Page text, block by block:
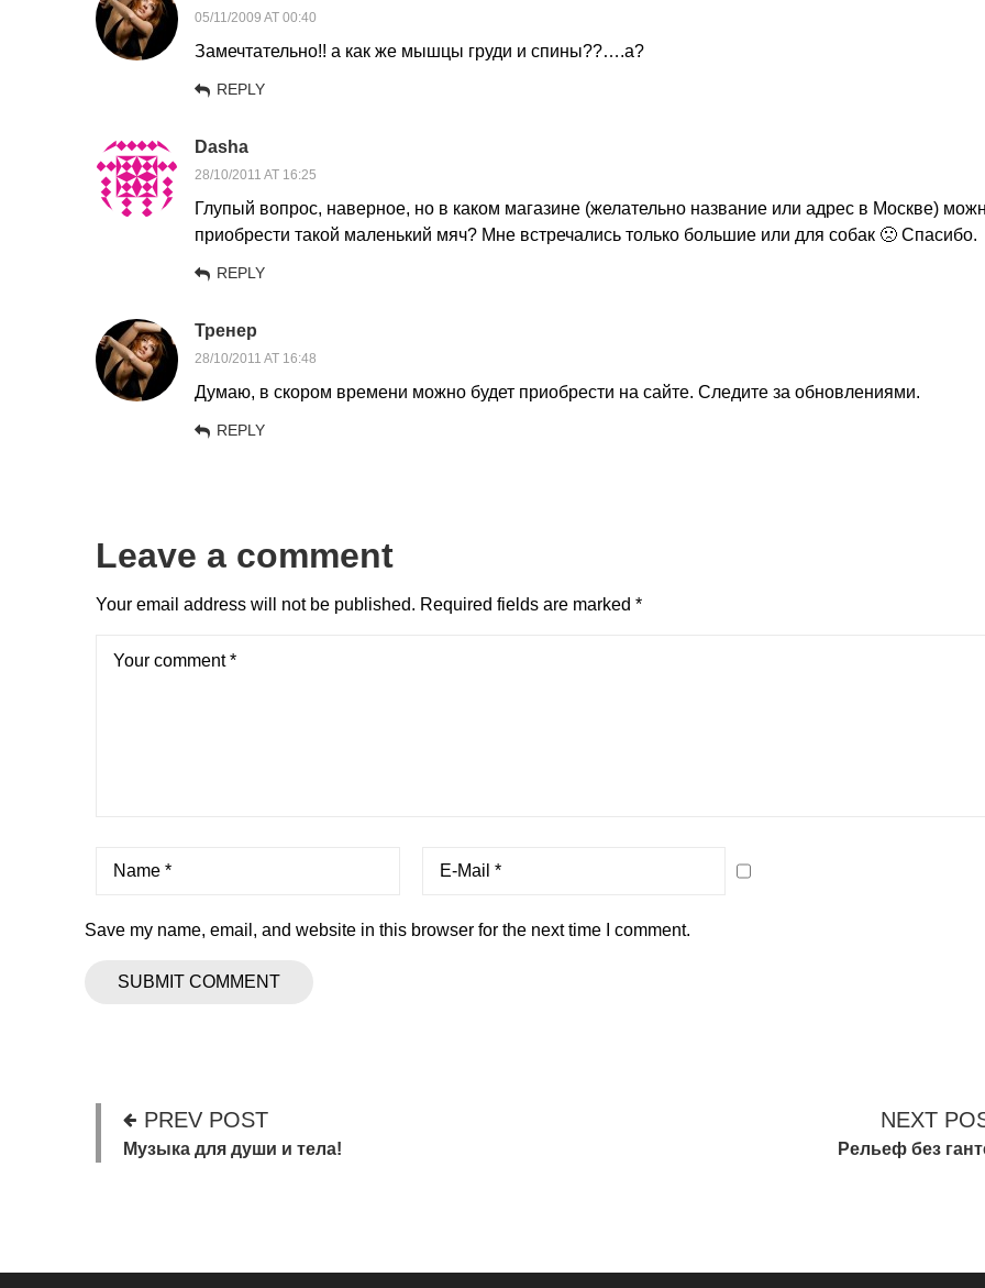
05/11/2009 AT 00:40
Замечтательно!! а как же мышцы груди и спины??….а?
REPLY
Dasha
28/10/2011 AT 16:25
Глупый вопрос, наверное, но в каком магазине (желательно название или адрес в Москве)
приобрести такой маленький мяч? Мне встречались только большие или для собак 🙁 Спасибо.
REPLY
Тренер
28/10/2011 AT 16:48
Думаю, в скором времени можно будет приобрести на сайте. Следите за обновлениями.
REPLY
Leave a comment
Your email address will not be published. Required fields are marked *
Save my name, email, and website in this browser for the next time I comment.
PREV POST
Музыка для души и тела!
NEXT
Рельеф без